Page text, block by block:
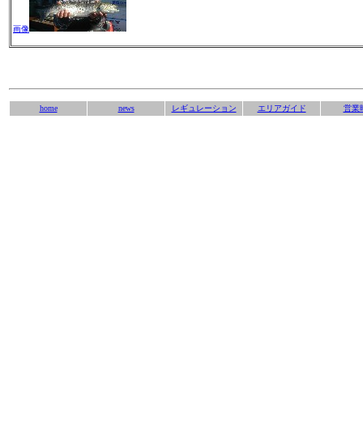
画像
home news レギュレーション エリアガイド 営業